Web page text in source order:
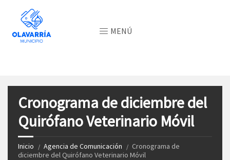
MENÚ
Cronograma de diciembre del
Quirófano Veterinario Móvil
Inicio Agencia de Comunicación
Cronograma de
diciembre del Quirófano Veterinario Móvil